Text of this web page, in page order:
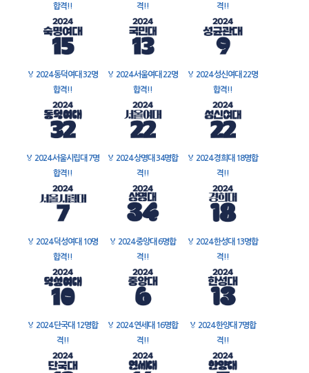
합격!!
격!!
격!!
🏅 2024 동덕여대 32명
합격!!
🏅 2024 서울여대 22명
합격!!
🏅 2024 성신여대 22명
합격!!
🏅 2024 서울시립대 7명
합격!!
🏅 2024 상명대 34명합
격!!
🏅 2024 경희대 18명합
격!!
🏅 2024 덕성여대 10명
합격!!
🏅 2024 중앙대 6명합
격!!
🏅 2024 한성대 13명합
격!!
🏅 2024 단국대 12명합
격!!
🏅 2024 연세대 16명합
격!!
🏅 2024 한양대 7명합
격!!